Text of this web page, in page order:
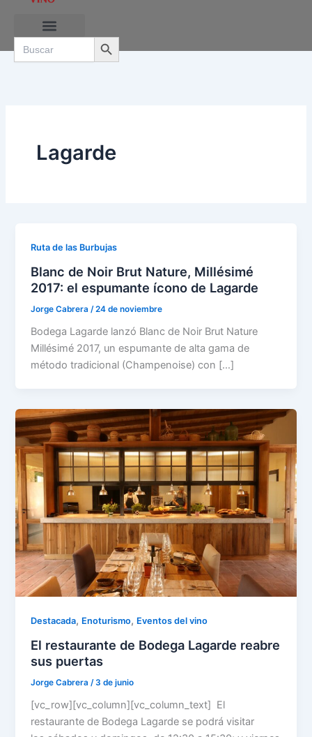
contenido
Search
for:
Search Button
Lagarde
Ruta de las Burbujas
Blanc de Noir Brut Nature, Millésimé
2017: el espumante ícono de Lagarde
Jorge Cabrera /24 de noviembre
Bodega Lagarde lanzó Blanc de Noir Brut Nature
Millésimé 2017, un espumante de alta gama de
método tradicional (Champenoise) con […]
Destacada, Enoturismo, Eventos del vino
El restaurante de Bodega Lagarde reabre
sus puertas
Jorge Cabrera /3 de junio
[vc_row][vc_column][vc_column_text] El
restaurante de Bodega Lagarde se podrá visitar